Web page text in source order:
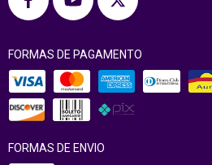
FORMAS DE PAGAMENTO
FORMAS DE ENVIO